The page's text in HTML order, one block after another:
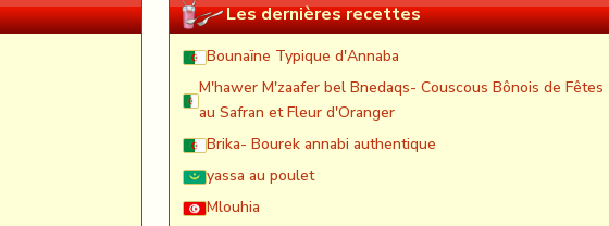
Les dernières recettes
Bounaïne Typique d'Annaba
M'hawer M'zaafer bel Bnedaqs- Couscous Bônois de Fêtes
au Safran et Fleur d'Oranger
Brika- Bourek annabi authentique
yassa au poulet
Mlouhia